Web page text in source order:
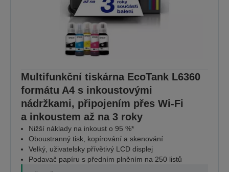
Multifunkční tiskárna EcoTank L6360
formátu A4 s inkoustovými
nádržkami, připojením přes Wi-Fi
a inkoustem až na 3 roky
Nižší náklady na inkoust o 95 %*
Oboustranný tisk, kopírování a skenování
Velký, uživatelsky přívětivý LCD displej
Podavač papíru s předním plněním na 250 listů